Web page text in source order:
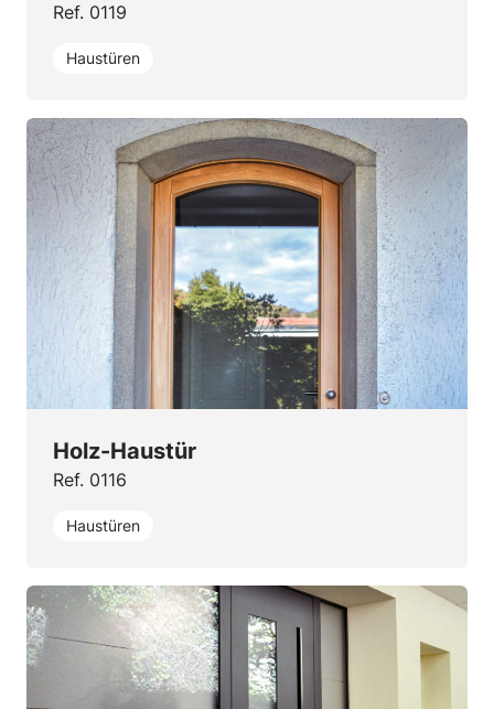
Ref. 0119
Haustüren
Holz-Haustür
Ref. 0116
Haustüren